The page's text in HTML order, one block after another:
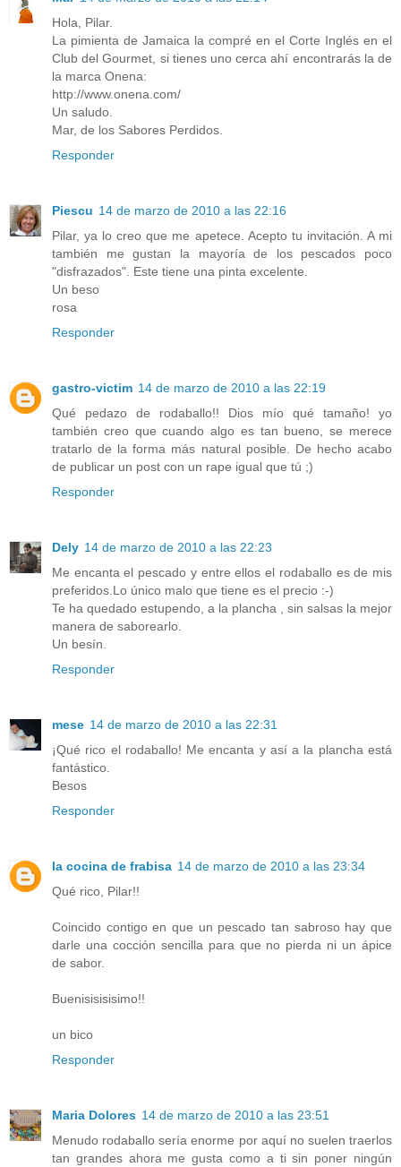
Hola, Pilar.
La pimienta de Jamaica la compré en el Corte Inglés en el
Club del Gourmet, si tienes uno cerca ahí encontrarás la de
la marca Onena:
http://www.onena.com/
Un saludo.
Mar, de los Sabores Perdidos.
Responder
Piescu 14 de marzo de 2010 a las 22:16
Pilar, ya lo creo que me apetece. Acepto tu invitación. A mi
también me gustan la mayoría de los pescados poco
"disfrazados". Este tiene una pinta excelente.
Un beso
rosa
Responder
gastro-victim 14 de marzo de 2010 a las 22:19
Qué pedazo de rodaballo!! Dios mío qué tamaño! yo
también creo que cuando algo es tan bueno, se merece
tratarlo de la forma más natural posible. De hecho acabo
de publicar un post con un rape igual que tú ;)
Responder
Dely 14 de marzo de 2010 a las 22:23
Me encanta el pescado y entre ellos el rodaballo es de mis
preferidos.Lo único malo que tiene es el precio :-)
Te ha quedado estupendo, a la plancha , sin salsas la mejor
manera de saborearlo.
Un besín.
Responder
mese 14 de marzo de 2010 a las 22:31
¡Qué rico el rodaballo! Me encanta y así a la plancha está
fantástico.
Besos
Responder
la cocina de frabisa 14 de marzo de 2010 a las 23:34
Qué rico, Pilar!!
Coincido contigo en que un pescado tan sabroso hay que
darle una cocción sencilla para que no pierda ni un ápice
de sabor.
Buenisisisisimo!!
un bico
Responder
Maria Dolores 14 de marzo de 2010 a las 23:51
Menudo rodaballo sería enorme por aquí no suelen traerlos
tan grandes ahora me gusta como a ti sin poner ningún